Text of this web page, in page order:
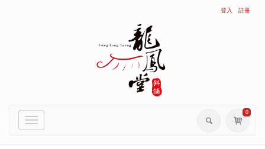
登入 註冊
Toggle
0